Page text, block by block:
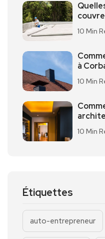
10 Min
à
10 Min
10 Min
Étiquettes
auto-entrepreneur